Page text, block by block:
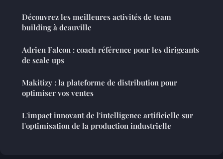
Découvrez les meilleures activités de team
building à deauville
Adrien Falcon : coach référence pour les dirigeants
de scale ups
Makitizy : la plateforme de distribution pour
optimiser vos ventes
L'impact innovant de l'intelligence artificielle sur
l'optimisation de la production industrielle